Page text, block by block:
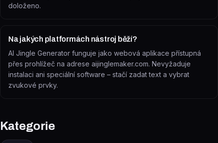
doloženo.
Na jakých platformách nástroj běží?
AI Jingle Generator funguje jako webová aplikace přístupná
přes prohlížeč na adrese aijinglemaker.com. Nevyžaduje
instalaci ani speciální software – stačí zadat text a vybrat
zvukové prvky.
Kategorie